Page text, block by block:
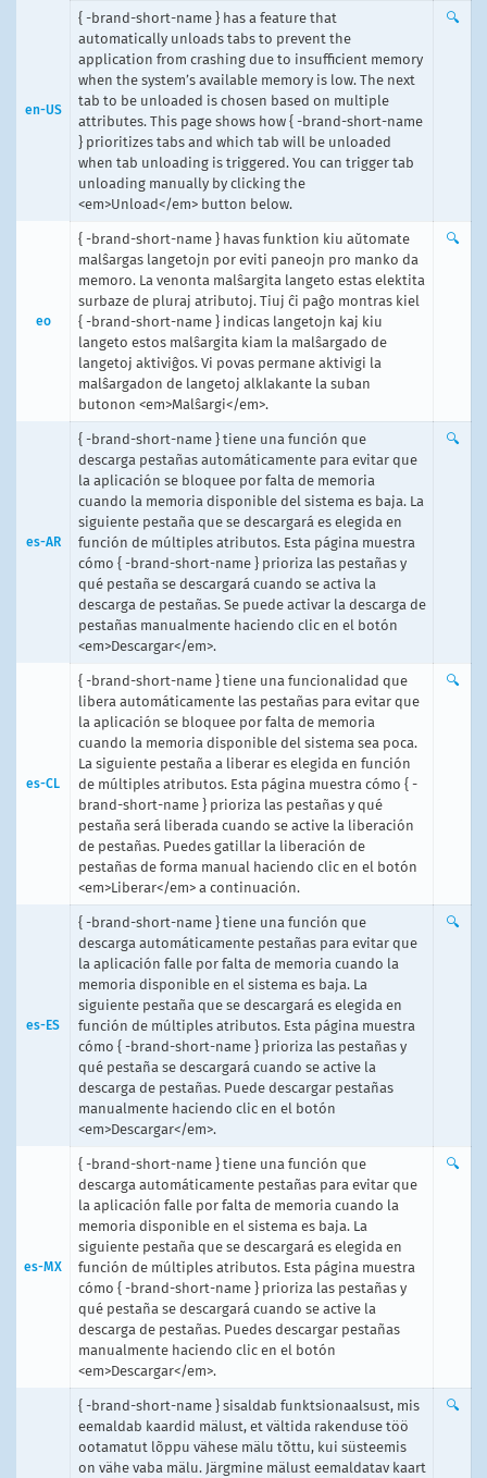
en-US
{ -brand-short-name } has a feature that
automatically unloads tabs to prevent the
application from crashing due to insufficient memory
when the system’s available memory is low. The next
tab to be unloaded is chosen based on multiple
attributes. This page shows how { -brand-short-name
} prioritizes tabs and which tab will be unloaded
when tab unloading is triggered. You can trigger tab
unloading manually by clicking the
<em>Unload</em> button below.
🔍
eo
{ -brand-short-name } havas funktion kiu aŭtomate
malŝargas langetojn por eviti paneojn pro manko da
memoro. La venonta malŝargita langeto estas elektita
surbaze de pluraj atributoj. Tiuj ĉi paĝo montras kiel
{ -brand-short-name } indicas langetojn kaj kiu
langeto estos malŝargita kiam la malŝargado de
langetoj aktiviĝos. Vi povas permane aktivigi la
malŝargadon de langetoj alklakante la suban
butonon <em>Malŝargi</em>.
🔍
es-AR
{ -brand-short-name } tiene una función que
descarga pestañas automáticamente para evitar que
la aplicación se bloquee por falta de memoria
cuando la memoria disponible del sistema es baja. La
siguiente pestaña que se descargará es elegida en
función de múltiples atributos. Esta página muestra
cómo { -brand-short-name } prioriza las pestañas y
qué pestaña se descargará cuando se activa la
descarga de pestañas. Se puede activar la descarga de
pestañas manualmente haciendo clic en el botón
<em>Descargar</em>.
🔍
es-CL
{ -brand-short-name } tiene una funcionalidad que
libera automáticamente las pestañas para evitar que
la aplicación se bloquee por falta de memoria
cuando la memoria disponible del sistema sea poca.
La siguiente pestaña a liberar es elegida en función
de múltiples atributos. Esta página muestra cómo { -
brand-short-name } prioriza las pestañas y qué
pestaña será liberada cuando se active la liberación
de pestañas. Puedes gatillar la liberación de
pestañas de forma manual haciendo clic en el botón
<em>Liberar</em> a continuación.
🔍
es-ES
{ -brand-short-name } tiene una función que
descarga automáticamente pestañas para evitar que
la aplicación falle por falta de memoria cuando la
memoria disponible en el sistema es baja. La
siguiente pestaña que se descargará es elegida en
función de múltiples atributos. Esta página muestra
cómo { -brand-short-name } prioriza las pestañas y
qué pestaña se descargará cuando se active la
descarga de pestañas. Puede descargar pestañas
manualmente haciendo clic en el botón
<em>Descargar</em>.
🔍
es-MX
{ -brand-short-name } tiene una función que
descarga automáticamente pestañas para evitar que
la aplicación falle por falta de memoria cuando la
memoria disponible en el sistema es baja. La
siguiente pestaña que se descargará es elegida en
función de múltiples atributos. Esta página muestra
cómo { -brand-short-name } prioriza las pestañas y
qué pestaña se descargará cuando se active la
descarga de pestañas. Puedes descargar pestañas
manualmente haciendo clic en el botón
<em>Descargar</em>.
🔍
{ -brand-short-name } sisaldab funktsionaalsust, mis
eemaldab kaardid mälust, et vältida rakenduse töö
ootamatut lõppu vähese mälu tõttu, kui süsteemis
on vähe vaba mälu. Järgmine mälust eemaldatav kaart
🔍